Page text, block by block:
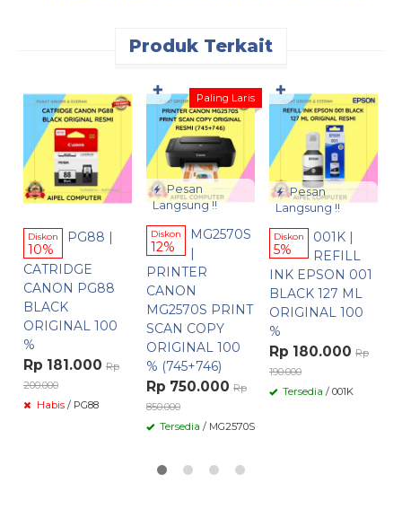
Produk Terkait
Diskon
10%
PG88 |
CATRIDGE
CANON PG88
BLACK
ORIGINAL 100
%
Rp 181.000 Rp
200.000
Habis / PG88
Pesan
Langsung !!
Paling Laris
Diskon
12%
MG2570S
|
PRINTER
CANON
MG2570S PRINT
SCAN COPY
ORIGINAL 100
% (745+746)
Rp 750.000 Rp
850.000
Tersedia / MG2570S
✚
Pesan
Langsung !!
Diskon
5%
001K |
REFILL
INK EPSON 001
BLACK 127 ML
ORIGINAL 100
%
Rp 180.000 Rp
190.000
Tersedia / 001K
✚